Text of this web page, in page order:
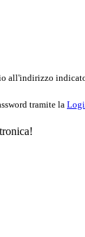
all'indirizzo
tramite la